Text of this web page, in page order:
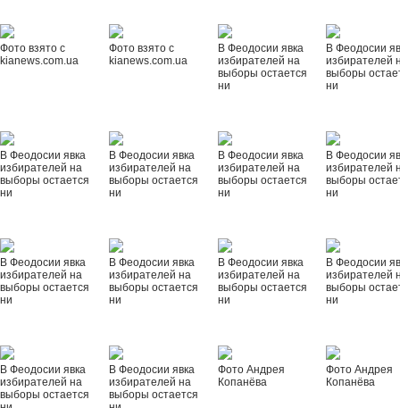
Фото взято с
kianews.com.ua
Фото взято с
kianews.com.ua
В Феодосии явка
избирателей на
выборы остается
ни
В Феодосии
избирателей
выборы
ни
В Феодосии явка
избирателей на
выборы остается
ни
В Феодосии явка
избирателей на
выборы остается
ни
В Феодосии явка
избирателей на
выборы остается
ни
В Феодосии
избирателей
выборы
ни
В Феодосии явка
избирателей на
выборы остается
ни
В Феодосии явка
избирателей на
выборы остается
ни
В Феодосии явка
избирателей на
выборы остается
ни
В Феодосии
избирателей
выборы
ни
В Феодосии явка
избирателей на
выборы остается
В Феодосии явка
избирателей на
выборы остается
Фото Андрея
Копанёва
Фото Андрея
Копанёва